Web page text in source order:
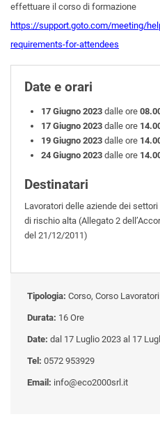
effettuare il corso di formazione
https://support.goto.com/meeting/
requirements-for-attendees
Date e orari
17 Giugno 2023 dalle ore
17 Giugno 2023 dalle ore
19 Giugno 2023 dalle ore
24 Giugno 2023 dalle ore
Destinatari
Lavoratori delle aziende dei
di rischio alta (Allegato 2
del 21/12/2011)
Tipologia: Corso, Corso Lavoratori
Durata: 16 Ore
Date: dal 17 Luglio 2023 al 17
Tel: 0572 953929
Email: info@eco2000srl.it